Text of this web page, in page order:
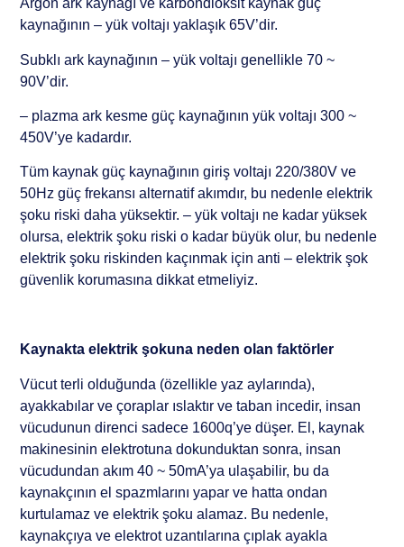
Argon ark kaynağı ve karbondioksit kaynak güç
kaynağının – yük voltajı yaklaşık 65V’dir.
Subklı ark kaynağının – yük voltajı genellikle 70 ~
90V’dir.
– plazma ark kesme güç kaynağının yük voltajı 300 ~
450V’ye kadardır.
Tüm kaynak güç kaynağının giriş voltajı 220/380V ve
50Hz güç frekansı alternatif akımdır, bu nedenle elektrik
şoku riski daha yüksektir. – yük voltajı ne kadar yüksek
olursa, elektrik şoku riski o kadar büyük olur, bu nedenle
elektrik şoku riskinden kaçınmak için anti – elektrik şok
güvenlik korumasına dikkat etmeliyiz.
Kaynakta elektrik şokuna neden olan faktörler
Vücut terli olduğunda (özellikle yaz aylarında),
ayakkabılar ve çoraplar ıslaktır ve taban incedir, insan
vücudunun direnci sadece 1600q’ye düşer. El, kaynak
makinesinin elektrotuna dokunduktan sonra, insan
vücudundan akım 40 ~ 50mA’ya ulaşabilir, bu da
kaynakçının el spazmlarını yapar ve hatta ondan
kurtulamaz ve elektrik şoku alamaz. Bu nedenle,
kaynakçıya ve elektrot uzantılarına çıplak ayakla